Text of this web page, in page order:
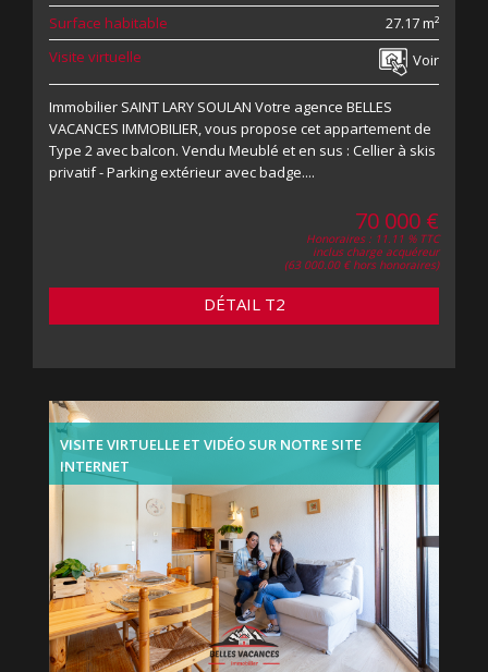
Surface habitable
27.17 m²
Visite virtuelle
Voir
Immobilier SAINT LARY SOULAN Votre agence BELLES
VACANCES IMMOBILIER, vous propose cet appartement de
Type 2 avec balcon. Vendu Meublé et en sus : Cellier à skis
privatif - Parking extérieur avec badge....
70 000 €
Honoraires : 11.11 % TTC
inclus charge acquéreur
(63 000.00 € hors honoraires)
DÉTAIL T2
VISITE VIRTUELLE ET VIDÉO SUR NOTRE SITE
INTERNET